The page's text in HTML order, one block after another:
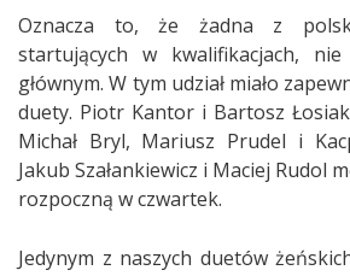
Oznacza to, że żadna z
startujących w kwalifikacjach,
głównym. W tym udział miało
duety. Piotr Kantor i Bartosz
Michał Bryl, Mariusz Prudel i
Jakub Szałankiewicz i Maciej Rudol
rozpoczną w czwartek.
Jedynym z naszych duetów